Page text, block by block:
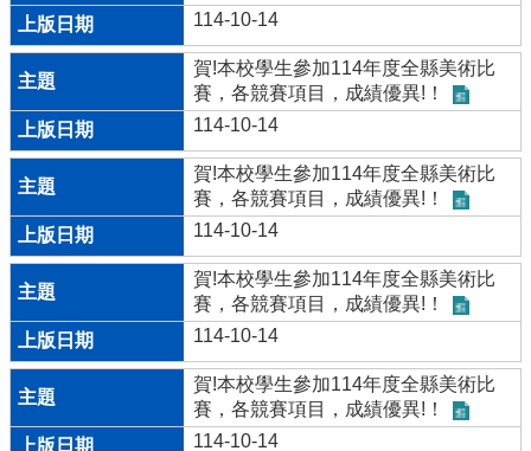
網
站
資
開
放
宣
告
隱
權
宣
告
資
安
114-10-14
賀!本校學生參加114年度全縣美術比
賽，各競賽項目，成績優異!！
114-10-14
賀!本校學生參加114年度全縣美術比
賽，各競賽項目，成績優異!！
114-10-14
賀!本校學生參加114年度全縣美術比
賽，各競賽項目，成績優異!！
114-10-14
賀!本校學生參加114年度全縣美術比
賽，各競賽項目，成績優異!！
114-10-14